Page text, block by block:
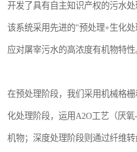
开发了具有自主知识产权的污水处
该系统采用先进的"预处理+生化
应对屠宰污水的高浓度有机物特性
在预处理阶段，我们采用机械格
化处理阶段，运用A2O工艺（厌
机物；深度处理阶段则通过纤维